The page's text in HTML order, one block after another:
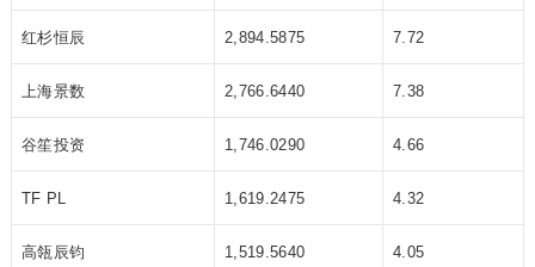
红杉恒辰 2,894.5875 7.72
上海景数 2,766.6440 7.38
谷笙投资 1,746.0290 4.66
TF PL 1,619.2475 4.32
高瓴辰钧 1,519.5640 4.05